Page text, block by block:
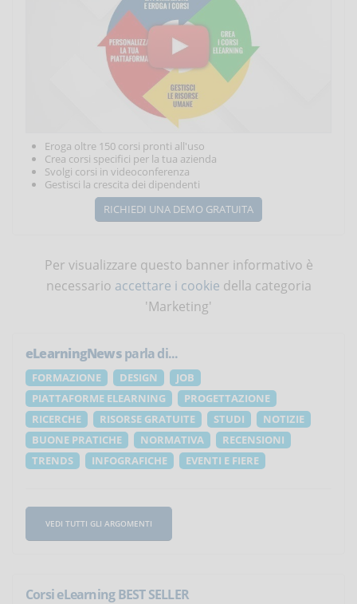
Eroga oltre 150 corsi pronti all'uso
Crea corsi specifici per la tua azienda
Svolgi corsi in videoconferenza
Gestisci la crescita dei dipendenti
RICHIEDI UNA DEMO GRATUITA
Per visualizzare questo banner informativo è
necessario accettare i cookie della categoria
'Marketing'
eLearningNewsparla di...
FORMAZIONE DESIGN
JOB
PIATTAFORME ELEARNING
PROGETTAZIONE
RICERCHE
RISORSE GRATUITE STUDI
NOTIZIE
BUONE PRATICHE
NORMATIVA
RECENSIONI
TRENDS
INFOGRAFICHE EVENTI E FIERE
VEDI TUTTI GLI ARGOMENTI
Corsi eLearning BEST SELLER